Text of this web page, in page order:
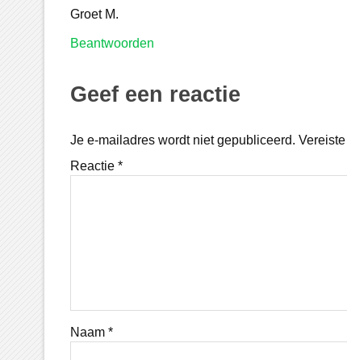
Groet M.
Beantwoorden
Geef een reactie
Je e-mailadres wordt niet gepubliceerd.
Reactie *
Naam *